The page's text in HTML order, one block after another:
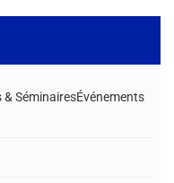
& SéminairesÉvénements